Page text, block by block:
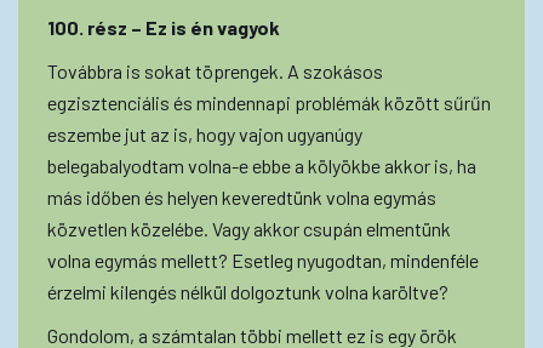
100. rész – Ez is én vagyok
Továbbra is sokat töprengek. A szokásos
egzisztenciális és mindennapi problémák között sűrűn
eszembe jut az is, hogy vajon ugyanúgy
belegabalyodtam volna-e ebbe a kölyökbe akkor is, ha
más időben és helyen keveredtünk volna egymás
közvetlen közelébe. Vagy akkor csupán elmentünk
volna egymás mellett? Esetleg nyugodtan, mindenféle
érzelmi kilengés nélkül dolgoztunk volna karöltve?
Gondolom, a számtalan többi mellett ez is egy örök